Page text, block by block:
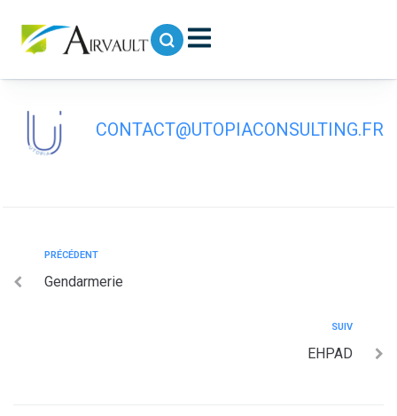
Centre de Secours Le Thouet
CONTACT@UTOPIACONSULTING.FR
PRÉCÉDENT
Gendarmerie
SUIV
EHPAD